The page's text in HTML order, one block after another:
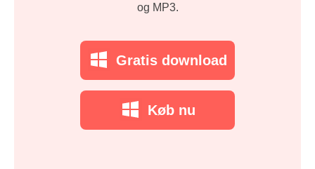
og MP3.
Gratis download
Køb nu